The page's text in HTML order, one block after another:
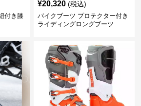
付き膝
¥20,320 (税込)
バイクブーツ プロテクター付き
ライディングロングブーツ